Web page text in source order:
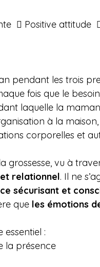
 Positive attitude
pendant les trois
fois que le
laquelle la
à la
corporelles et
vu à
relationnel. Il ne
sécurisant et
que les émotions
:
la présence